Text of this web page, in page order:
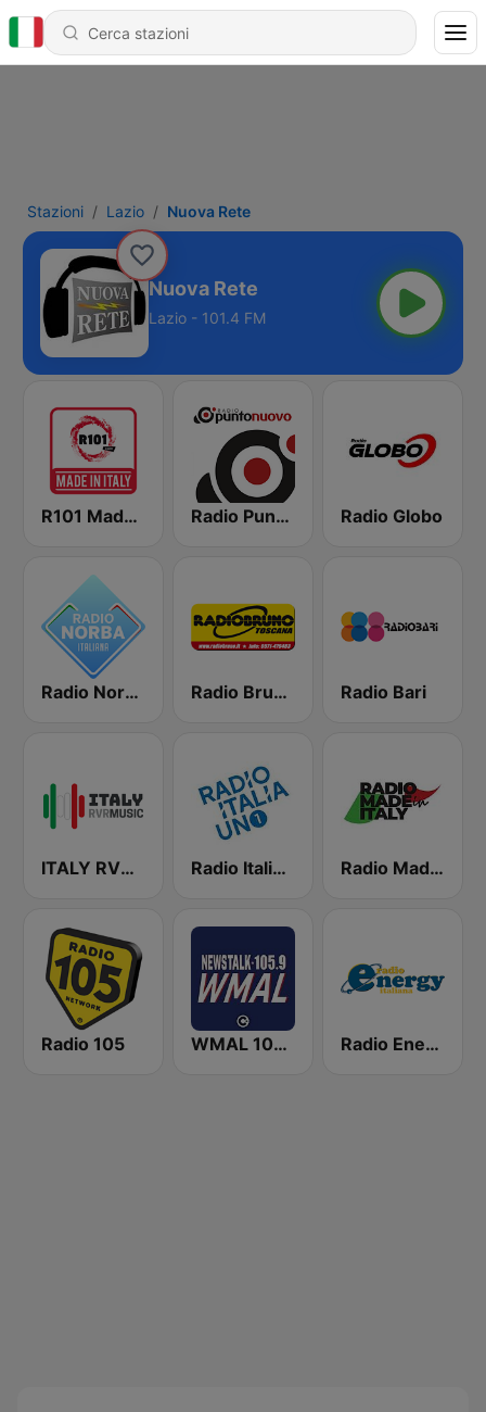
Stazioni Lazio Nuova Rete
Nuova Rete
Lazio - 101.4 FM
R101 Made In Italy Radio Punto Nuovo Radio Globo
Radio Norba Italiana Radio Bruno Toscana Radio Bari
ITALY RVRmusic Radio Italia Uno 1 Radio Made in Italy
Radio 105 WMAL 105.9 FM Radio Energy Italiana